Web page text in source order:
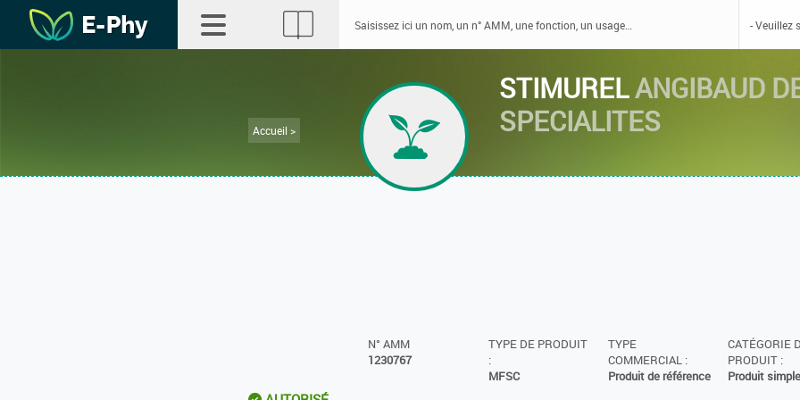
Accueil >
STIMURELANGIBAUD
SPECIALITES
N° AMM
1230767
TYPE DE PRODUIT
:
MFSC
TYPE
COMMERCIAL :
Produit de référence
CATÉGORIE
PRODUIT :
Produit